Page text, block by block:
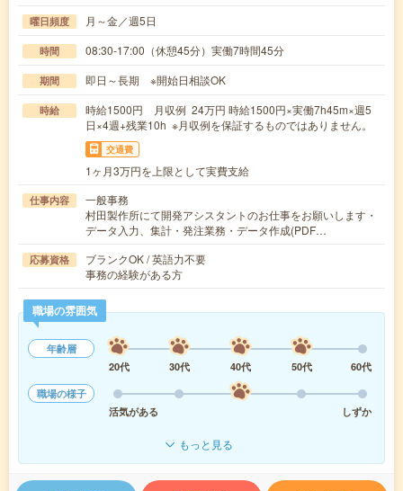
曜日頻度 月～金／週5日
時間 08:30-17:00（休憩45分）実働7時間45分
期間 即日～長期 ※開始日相談OK
時給
時給1500円 月収例 24万円 時給1500円×実働7h45m×週5
日×4週+残業10h ※月収例を保証するものではありません。
交通費
1ヶ月3万円を上限として実費支給
仕事内容
一般事務
村田製作所にて開発アシスタントのお仕事をお願いします・
データ入力、集計・発注業務・データ作成(PDF…
応募資格
ブランクOK / 英語力不要
事務の経験がある方
職場の雰囲気
年齢層
20代
30代 40代 50代
60代
職場の様子
活気がある
しずか
もっと見る